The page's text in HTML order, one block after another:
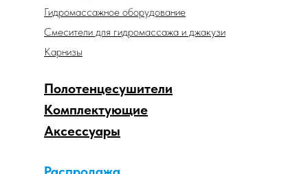
Аксессуары
Комплектующие
Гидромассажное оборудование
Смесители для гидромассажа и джакузи
Карнизы
Полотенцесушители